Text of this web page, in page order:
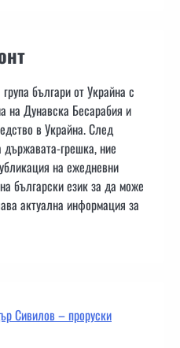
българи от Украйна с
на Дунавска Бесарабия и
в Украйна. След
грешка, ние
на ежедневни
български език за да може
актуална информация за
Сивилов – проруски